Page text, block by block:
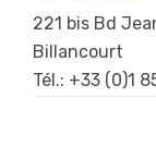
221 bis Bd
Billancourt
Tél.: +33 (0)1